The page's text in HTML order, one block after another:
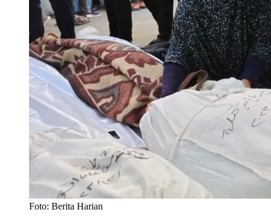
Foto: Berita Harian